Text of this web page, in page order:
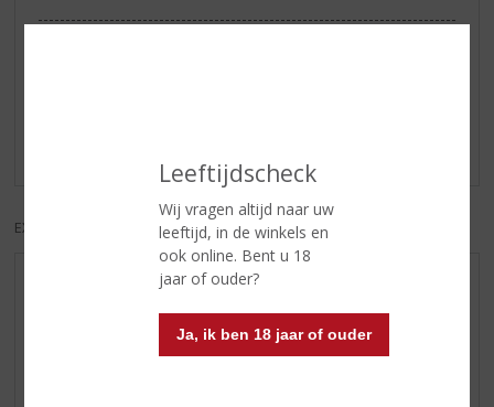
Leeftijdscheck
Wij vragen altijd naar uw
leeftijd, in de winkels en
ook online. Bent u 18
jaar of ouder?
Ja, ik ben 18 jaar of ouder
EXCL. BTW INCL. BTW
AANBIEDINGEN
NIEUWE WHISKY